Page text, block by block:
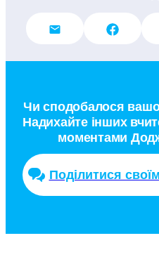
Чи сподобалося
Надихайте інших
моментами
Поділитися